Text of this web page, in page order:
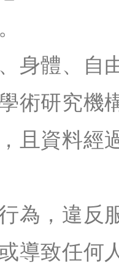
身體、自
術研究機
且資料經
為，違反
導致任何